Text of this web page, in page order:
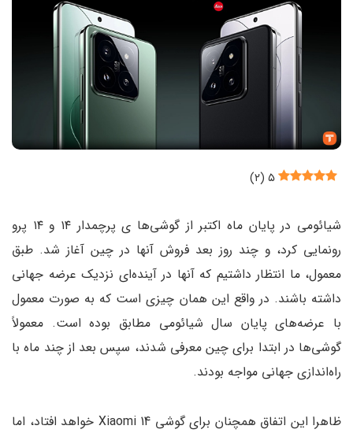
۵ (۲)
شیائومی در پایان ماه اکتبر از گوشی‌ها ی پرچمدار ۱۴ و ۱۴ پرو
رونمایی کرد، و چند روز بعد فروش آنها در چین آغاز شد. طبق
معمول، ما انتظار داشتیم که آنها در آینده‌ای نزدیک عرضه جهانی
داشته باشند. در واقع این همان چیزی است که به صورت معمول
با عرضه‌های پایان سال شیائومی مطابق بوده است. معمولاً
گوشی‌ها در ابتدا برای چین معرفی شدند، سپس بعد از چند ماه با
راه‌اندازی جهانی مواجه بودند.
ظاهرا این اتفاق همچنان برای گوشی Xiaomi 14 خواهد افتاد، اما